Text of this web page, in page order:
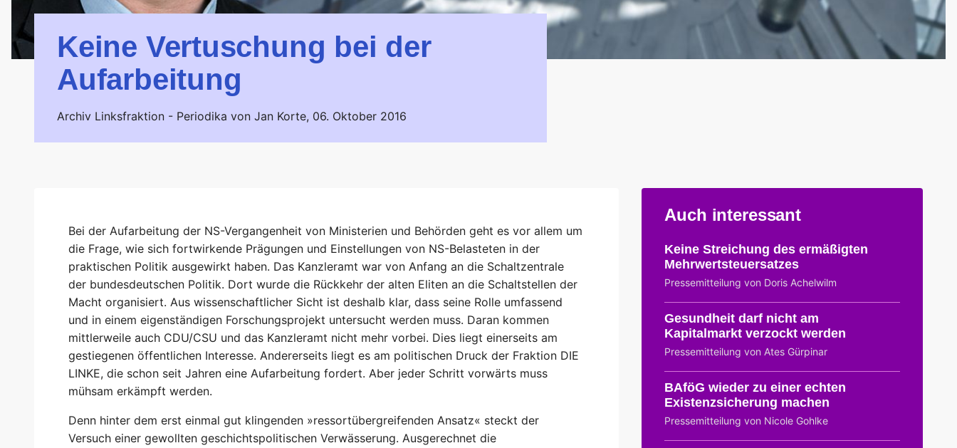
Keine Vertuschung bei der
Aufarbeitung
Archiv Linksfraktion - Periodika von Jan Korte, 06. Oktober 2016
Bei der Aufarbeitung der NS-Vergangenheit von Ministerien und Behörden geht es vor allem um
die Frage, wie sich fortwirkende Prägungen und Einstellungen von NS-Belasteten in der
praktischen Politik ausgewirkt haben. Das Kanzleramt war von Anfang an die Schaltzentrale
der bundesdeutschen Politik. Dort wurde die Rückkehr der alten Eliten an die Schaltstellen der
Macht organisiert. Aus wissenschaftlicher Sicht ist deshalb klar, dass seine Rolle umfassend
und in einem eigenständigen Forschungsprojekt untersucht werden muss. Daran kommen
mittlerweile auch CDU/CSU und das Kanzleramt nicht mehr vorbei. Dies liegt einerseits am
gestiegenen öffentlichen Interesse. Andererseits liegt es am politischen Druck der Fraktion DIE
LINKE, die schon seit Jahren eine Aufarbeitung fordert. Aber jeder Schritt vorwärts muss
mühsam erkämpft werden.
Denn hinter dem erst einmal gut klingenden »ressortübergreifenden Ansatz« steckt der
Versuch einer gewollten geschichtspolitischen Verwässerung. Ausgerechnet die
Auch interessant
Keine Streichung des ermäßigten
Mehrwertsteuersatzes
Pressemitteilung von Doris Achelwilm
Gesundheit darf nicht am
Kapitalmarkt verzockt werden
Pressemitteilung von Ates Gürpinar
BAföG wieder zu einer echten
Existenzsicherung machen
Pressemitteilung von Nicole Gohlke